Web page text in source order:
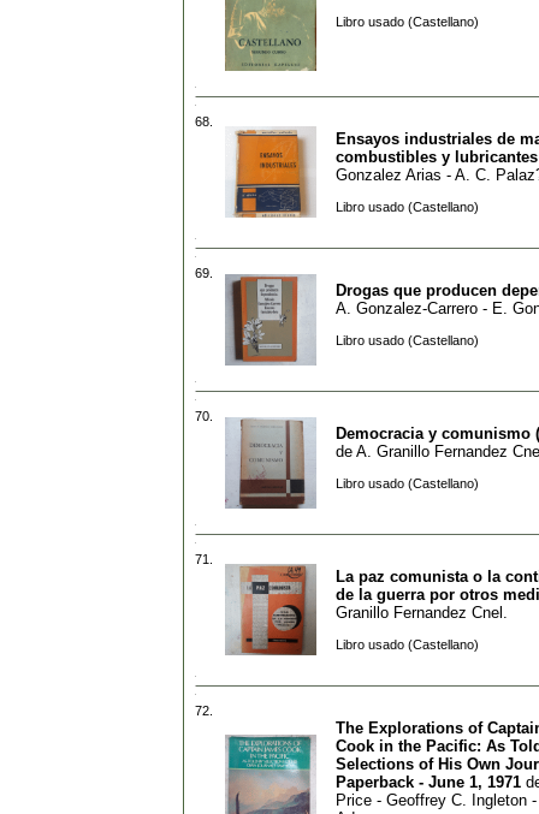
Libro usado (Castellano)
68.
Ensayos industriales de
combustibles y lubricantes
Gonzalez Arias - A. C.
Libro usado (Castellano)
69.
Drogas que producen
A. Gonzalez-Carrero - E.
Libro usado (Castellano)
70.
Democracia y comunismo
de A. Granillo Fernandez
Libro usado (Castellano)
71.
La paz comunista o la
de la guerra por otros
Granillo Fernandez Cnel.
Libro usado (Castellano)
72.
The Explorations of
Cook in the Pacific: As
Selections of His Own
Paperback - June 1, 1971
Price - Geoffrey C. Ingleton